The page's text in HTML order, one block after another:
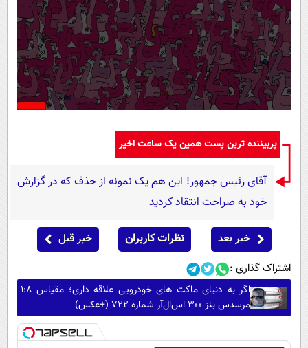
پربیننده ترین پست همین یک ساعت اخیر
آقای رئیس جمهور! این هم یک نمونه از حذف که در گزارش
خود به صراحت انتقاد کردید
خبر بعد نظرات کاربران خبر قبل
اشتراک گذاری :
اگر به دنیای ماکت های خودرویی علاقه داری؛ مقیاس ۱:۸
مرسدس بنز ۳۰۰ اس‌ال‌آر شماره ۷۲۲ (+عکس)